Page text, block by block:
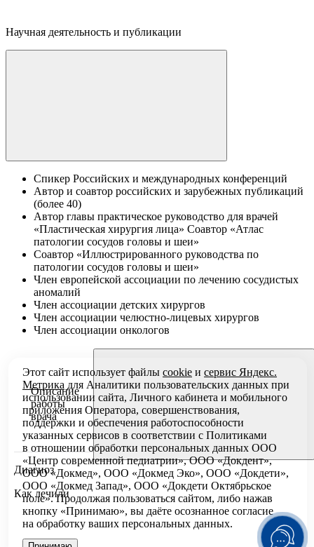
Научная деятельность и публикации
Спикер Российских и международных конференций
Автор и соавтор российских и зарубежных публикаций
(более 40)
Автор главы практическое руководство для врачей
«Пластическая хирургия лица» Соавтор «Атлас
патологии сосудов головы и шеи»
Соавтор «Иллюстрированного руководства по
патологии сосудов головы и шеи»
Член европейской ассоциации по лечению сосудистых
аномалий
Член ассоциации детских хирургов
Член ассоциации челюстно-лицевых хирургов
Член ассоциации онкологов
Описание
работы
врача
Диагноз
Как лечили
Этот сайт использует файлы cookie и сервис Яндекс.
Метрика для Аналитики пользовательских данных при
использовании сайта, Личного кабинета и мобильного
приложения Оператора, совершенствования,
поддержки и обеспечения работоспособности
указанных сервисов в соответствии с Политиками
в отношении обработки персональных данных ООО
«Центр современной педиатрии», ООО «Докдент»,
ООО «Докмед», ООО «Докмед Эко», ООО «Докдети»,
ООО «Докмед Запад», ООО «Докдети Октябрьское
поле». Продолжая пользоваться сайтом, либо нажав
кнопку «Принимаю», вы даёте осознанное согласие
на обработку ваших персональных данных.